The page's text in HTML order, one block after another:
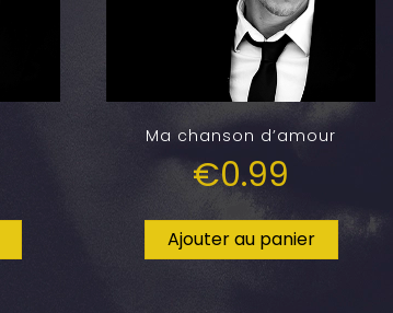
Ma chanson d’amour
€0.99
Ajouter au panier